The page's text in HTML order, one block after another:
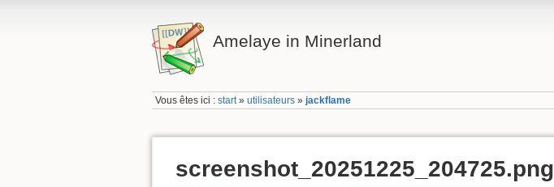
Amelaye in Minerland
Vous êtes ici :start»utilisateurs »jackflame
screenshot_20251225_204725.png